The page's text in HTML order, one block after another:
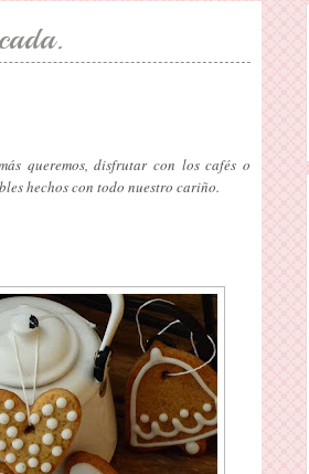
queremos, disfrutar con los cafés o
hechos con todo nuestro cariño.